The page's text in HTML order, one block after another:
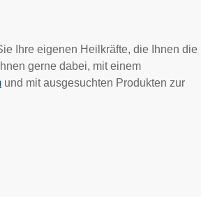
Ihre eigenen Heilkräfte, die Ihnen die
gerne dabei, mit einem
und mit ausgesuchten Produkten zur